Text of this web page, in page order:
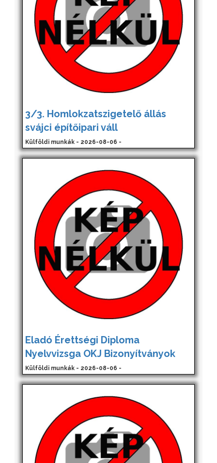
3/3. Homlokzatszigetelő állás
svájci építőipari váll
Külföldi munkák - 2026-08-06 -
Eladó Érettségi Diploma
Nyelvvizsga OKJ Bizonyítványok
Külföldi munkák - 2026-08-06 -